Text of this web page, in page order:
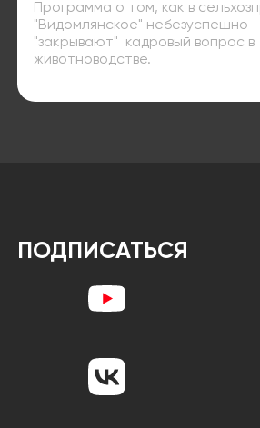
Программа о том, как в
"Видомлянское" небезуспешно
"закрывают" кадровый вопрос в
животноводстве.
ПОДПИСАТЬСЯ